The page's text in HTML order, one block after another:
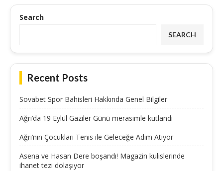
Search
SEARCH
Recent Posts
Sovabet Spor Bahisleri Hakkında Genel Bilgiler
Ağrı’da 19 Eylül Gaziler Günü merasimle kutlandı
Ağrı’nın Çocukları Tenis ile Geleceğe Adım Atıyor
Asena ve Hasan Dere boşandı! Magazin kulislerinde
ihanet tezi dolaşıyor